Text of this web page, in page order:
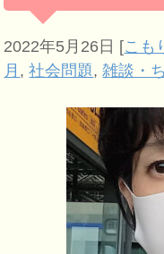
2022年5月26日 [こも
月 ,社会問題,雑談・